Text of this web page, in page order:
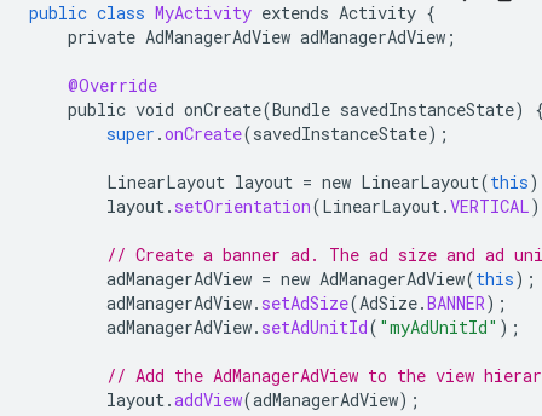
public class MyActivity extends Activity {
private AdManagerAdView adManagerAdView ;
@Override
public void onCreate(Bundle savedInstanceState)
super .onCreate(savedInstanceState);
LinearLayout layout = new LinearLayout(this
layout. setOrientation(LinearLayout.VERTICAL
// Create a banner ad. The ad size and ad
adManagerAdView = new AdManagerAdView(this);
adManagerAdView. setAdSize(AdSize.BANNER);
adManagerAdView. setAdUnitId( "myAdUnitId" );
// Add the AdManagerAdView to the view
layout.addView(adManagerAdView);